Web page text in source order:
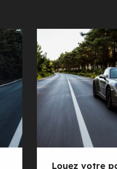
Louez votre